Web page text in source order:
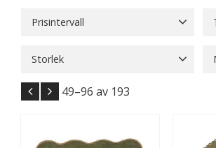
Prisintervall
Storlek
28x43
30x45
49–96 av 193